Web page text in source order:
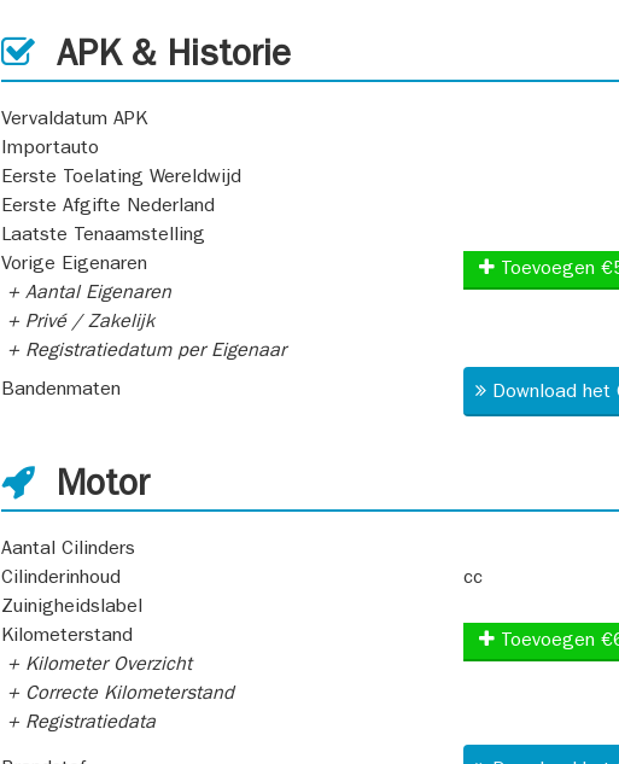
APK & Historie
Vervaldatum APK
Importauto
Eerste Toelating Wereldwijd
Eerste Afgifte Nederland
Laatste Tenaamstelling
Vorige Eigenaren
+ Aantal Eigenaren
+ Privé / Zakelijk
+ Registratiedatum per Eigenaar
Toevoegen
Bandenmaten Download
Motor
Aantal Cilinders
Cilinderinhoud
cc
Zuinigheidslabel
Kilometerstand
+ Kilometer Overzicht
+ Correcte Kilometerstand
+ Registratiedata
Toevoegen